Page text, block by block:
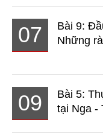
07
Bài 9:
Những
09
Bài 5:
tại Nga -